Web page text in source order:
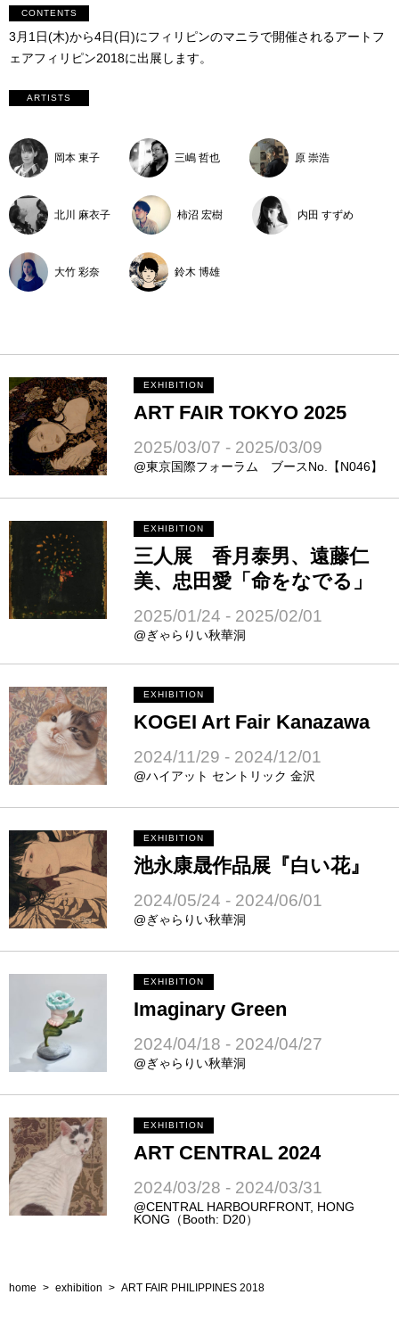
CONTENTS
3月1日(木)から4日(日)にフィリピンのマニラで開催されるアートフ
ェアフィリピン2018に出展します。
ARTISTS
岡本 東子 三嶋 哲也 原 崇浩
北川 麻衣子 柿沼 宏樹 内田 すずめ
大竹 彩奈 鈴木 博雄
EXHIBITION
ART FAIR TOKYO 2025
2025/03/07 - 2025/03/09
@東京国際フォーラム ブースNo.【N046】
EXHIBITION
三人展 香月泰男、遠藤仁
美、忠田愛「命をなでる」
2025/01/24 - 2025/02/01
@ぎゃらりい秋華洞
EXHIBITION
KOGEI Art Fair Kanazawa
2024/11/29 - 2024/12/01
@ハイアット セントリック 金沢
EXHIBITION
池永康晟作品展『白い花』
2024/05/24 - 2024/06/01
@ぎゃらりい秋華洞
EXHIBITION
Imaginary Green
2024/04/18 - 2024/04/27
@ぎゃらりい秋華洞
EXHIBITION
ART CENTRAL 2024
2024/03/28 - 2024/03/31
@CENTRAL HARBOURFRONT, HONG
KONG（Booth: D20）
home > exhibition > ART FAIR PHILIPPINES 2018